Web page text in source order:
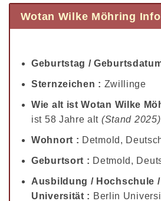
Wotan Wilke Möhring
Geburtstag /
Sternzeichen : Zwillinge
Wie alt ist Wotan Wilke
ist 58 Jahre alt (Stand 2025)
Wohnort : Detmold,
Geburtsort : Detmold,
Ausbildung / Hochschule
Universität : Berlin